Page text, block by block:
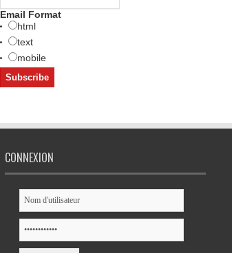
Email Format
html
text
mobile
CONNEXION